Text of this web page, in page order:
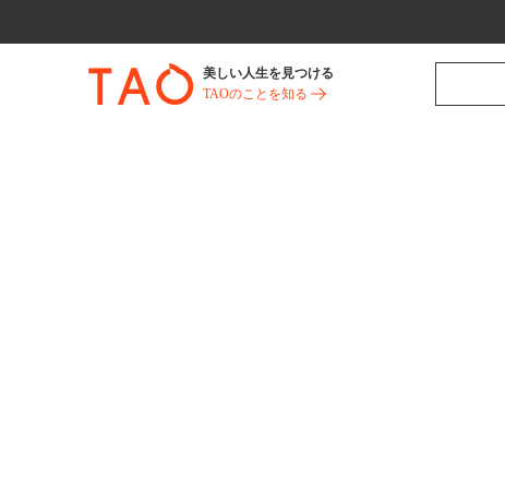
美しい人生を見つける
TAOのことを知る